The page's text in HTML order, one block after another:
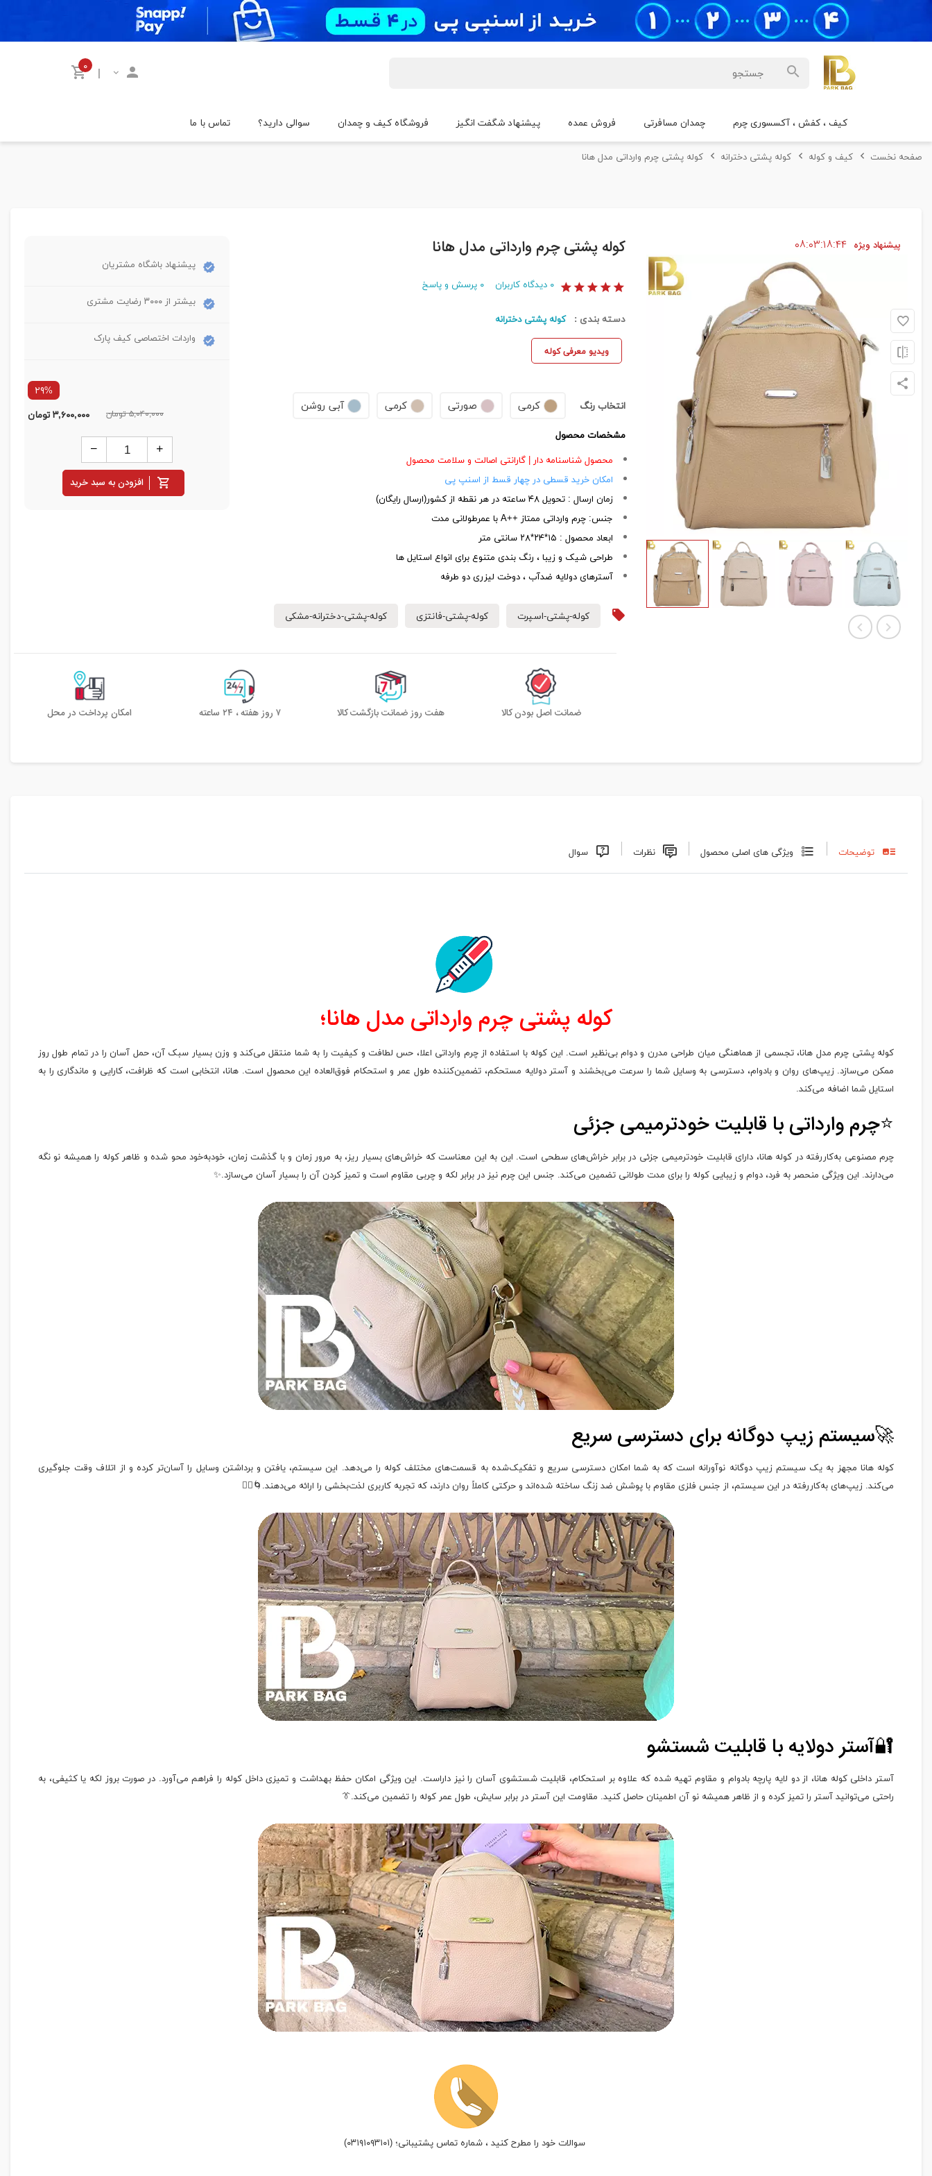
| ۰
کیف ، کفش ، آکسسوری چرم چمدان مسافرتی فروش عمده پیشنهاد شگفت انگیز فروشگاه کیف و چمدان سوالی دارید؟ تماس با ما
صفحه نخست کیف و کوله کوله پشتی دخترانه کوله پشتی چرم وارداتی مدل هانا
پیشنهاد ویژه ۰۸۰۳۱۸۴۳ کوله پشتی چرم وارداتی مدل هانا
۰ دیدگاه کاربران ۰ پرسش و پاسخ
دسته بندی : کوله پشتی دخترانه
ویدیو معرفی کوله
انتخاب رنگ کرمی صورتی کرمی آبی روشن
مشخصات محصول
محصول شناسنامه دار | گارانتی اصالت و سلامت محصول
امکان خرید قسطی در چهار قسط از اسنپ پی
زمان ارسال : تحویل ۴۸ ساعته در هر نقطه از کشور(ارسال رایگان)
جنس: چرم وارداتی ممتاز ++A با عمرطولانی مدت
ابعاد محصول : ۱۵*۲۴*۲۸ سانتی متر
طراحی شیک و زیبا ، رنگ بندی متنوع برای انواع استایل ها
آسترهای دولایه ضدآب ، دوخت لیزری دو طرفه
کوله-پشتی-اسپرت کوله-پشتی-فانتزی کوله-پشتی-دخترانه-مشکی
پیشنهاد باشگاه مشتریان
بیشتر از ۳۰۰۰ رضایت مشتری
واردات اختصاصی کیف پارک
۲۹%
۵,۰۴۰,۰۰۰ تومان ۳,۶۰۰,۰۰۰تومان
افزودن به سبد خرید
ضمانت اصل بودن کالا هفت روز ضمانت بازگشت کالا ۷ روز هفته ، ۲۴ ساعته امکان پرداخت در محل
توضیحات ویژگی های اصلی محصول نظرات سوال
کوله پشتی چرم وارداتی مدل هانا؛
کوله پشتی چرم مدل هانا، تجسمی از هماهنگی میان طراحی مدرن و دوام بی‌نظیر است. این کوله با استفاده از چرم وارداتی اعلا، حس لطافت و کیفیت را به شما منتقل می‌کند و وزن بسیار سبک آن، حمل آسان را در تمام طول روز
ممکن می‌سازد. زیپ‌های روان و بادوام، دسترسی به وسایل شما را سرعت می‌بخشند و آستر دولایه مستحکم، تضمین‌کننده طول عمر و استحکام فوق‌العاده این محصول است. هانا، انتخابی است که ظرافت، کارایی و ماندگاری را به
استایل شما اضافه می‌کند.
⭐چرم وارداتی با قابلیت خودترمیمی جزئی
چرم مصنوعی به‌کاررفته در کوله هانا، دارای قابلیت خودترمیمی جزئی در برابر خراش‌های سطحی است. این به این معناست که خراش‌های بسیار ریز، به مرور زمان و با گذشت زمان، خودبه‌خود محو شده و ظاهر کوله را همیشه نو نگه
می‌دارند. این ویژگی منحصر به فرد، دوام و زیبایی کوله را برای مدت طولانی تضمین می‌کند. جنس این چرم نیز در برابر لکه و چربی مقاوم است و تمیز کردن آن را بسیار آسان می‌سازد.✨
🚀سیستم زیپ دوگانه برای دسترسی سریع
کوله هانا مجهز به یک سیستم زیپ دوگانه نوآورانه است که به شما امکان دسترسی سریع و تفکیک‌شده به قسمت‌های مختلف کوله را می‌دهد. این سیستم، یافتن و برداشتن وسایل را آسان‌تر کرده و از اتلاف وقت جلوگیری
می‌کند. زیپ‌های به‌کاررفته در این سیستم، از جنس فلزی مقاوم با پوشش ضد زنگ ساخته شده‌اند و حرکتی کاملاً روان دارند، که تجربه کاربری لذت‌بخشی را ارائه می‌دهند.🌀🚶‍♂️
🔐آستر دولایه با قابلیت شستشو
آستر داخلی کوله هانا، از دو لایه پارچه بادوام و مقاوم تهیه شده که علاوه بر استحکام، قابلیت شستشوی آسان را نیز داراست. این ویژگی امکان حفظ بهداشت و تمیزی داخل کوله را فراهم می‌آورد. در صورت بروز لکه یا کثیفی، به
راحتی می‌توانید آستر را تمیز کرده و از ظاهر همیشه نو آن اطمینان حاصل کنید. مقاومت این آستر در برابر سایش، طول عمر کوله را تضمین می‌کند.👔
سوالات خود را مطرح کنید ، شماره تماس پشتیبانی؛ (۰۳۱۹۱۰۹۳۱۰۱)